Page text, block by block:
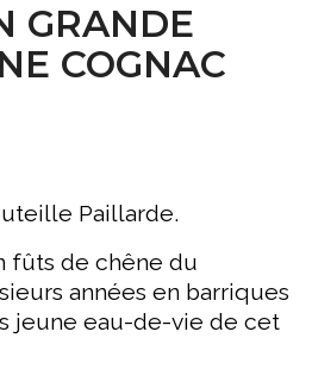
GRANDE
COGNAC
Paillarde.
fûts de chêne du
années en barriques
jeune eau-de-vie de cet